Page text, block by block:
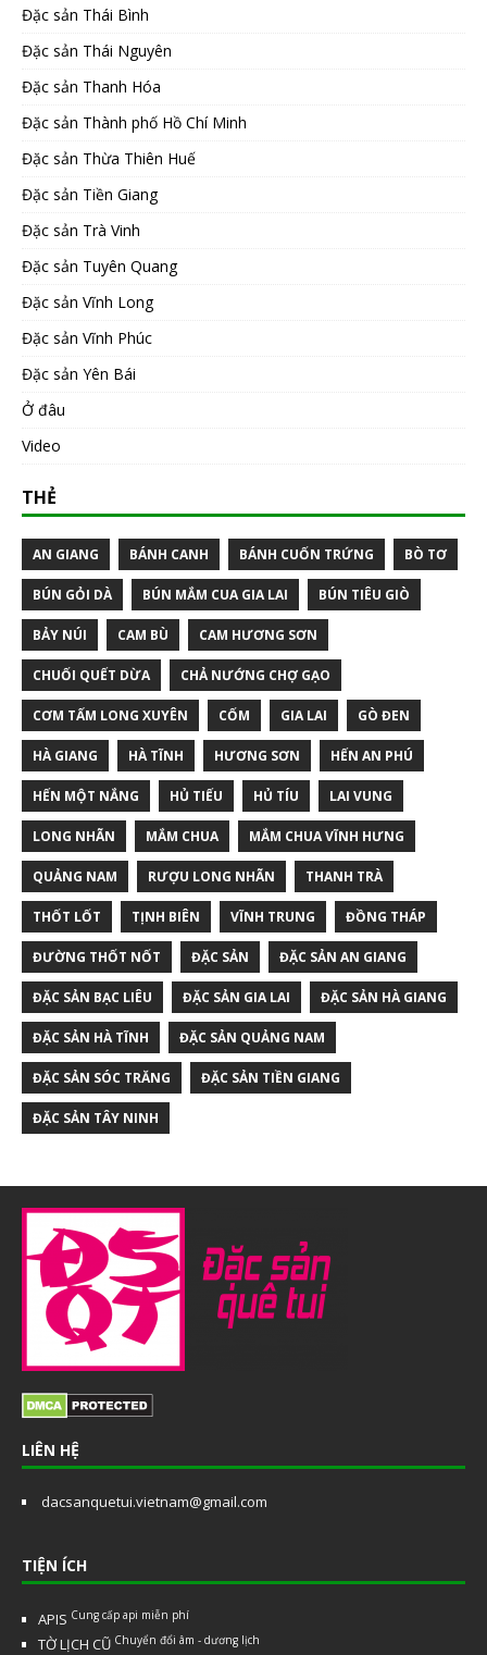
Đặc sản Thái Bình
Đặc sản Thái Nguyên
Đặc sản Thanh Hóa
Đặc sản Thành phố Hồ Chí Minh
Đặc sản Thừa Thiên Huế
Đặc sản Tiền Giang
Đặc sản Trà Vinh
Đặc sản Tuyên Quang
Đặc sản Vĩnh Long
Đặc sản Vĩnh Phúc
Đặc sản Yên Bái
Ở đâu
Video
THẺ
AN GIANG BÁNH CANH BÁNH CUỐN TRỨNG BÒ TƠ
BÚN GỎI DÀ BÚN MẮM CUA GIA LAI BÚN TIÊU GIÒ
BẢY NÚI CAM BÙ CAM HƯƠNG SƠN
CHUỐI QUẾT DỪA CHẢ NƯỚNG CHỢ GẠO
CƠM TẤM LONG XUYÊN CỐM GIA LAI GÒ ĐEN
HÀ GIANG HÀ TĨNH HƯƠNG SƠN HẾN AN PHÚ
HẾN MỘT NẮNG HỦ TIẾU HỦ TÍU LAI VUNG
LONG NHÃN MẮM CHUA MẮM CHUA VĨNH HƯNG
QUẢNG NAM RƯỢU LONG NHÃN THANH TRÀ
THỐT LỐT TỊNH BIÊN VĨNH TRUNG ĐỒNG THÁP
ĐƯỜNG THỐT NỐT ĐẶC SẢN ĐẶC SẢN AN GIANG
ĐẶC SẢN BẠC LIÊU ĐẶC SẢN GIA LAI ĐẶC SẢN HÀ GIANG
ĐẶC SẢN HÀ TĨNH ĐẶC SẢN QUẢNG NAM
ĐẶC SẢN SÓC TRĂNG ĐẶC SẢN TIỀN GIANG
ĐẶC SẢN TÂY NINH
LIÊN HỆ
dacsanquetui.vietnam@gmail.com
TIỆN ÍCH
APIS Cung cấp api miễn phí
TỜ LỊCH CŨ Chuyển đổi âm - dương lịch